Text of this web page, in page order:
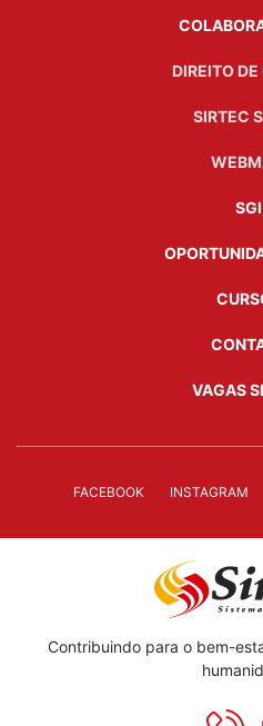
DIREITO DE
SIRTEC
SGI
VAGAS
FACEBOOK INSTAGRAM
Contribuindo para o bem-